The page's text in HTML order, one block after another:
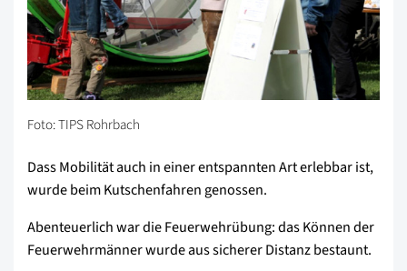
Foto: TIPS Rohrbach
Dass Mobilität auch in einer entspannten Art erlebbar ist,
wurde beim Kutschenfahren genossen.
Abenteuerlich war die Feuerwehrübung: das Können der
Feuerwehrmänner wurde aus sicherer Distanz bestaunt.